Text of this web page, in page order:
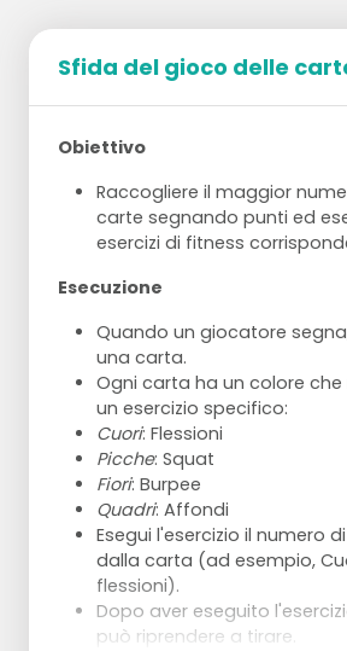
Sfida del gioco delle
Obiettivo
Raccogliere il maggior
carte segnando punti ed
esercizi di fitness
Esecuzione
Quando un giocatore
una carta.
Ogni carta ha un colore
un esercizio specifico:
Cuori: Flessioni
Picche: Squat
Fiori: Burpee
Quadri: Affondi
Esegui l'esercizio il numero
dalla carta (ad esempio,
flessioni).
Dopo aver eseguito
può riprendere a tirare.